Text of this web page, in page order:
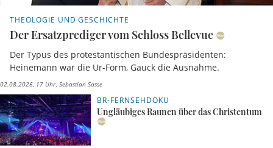
THEOLOGIE UND GESCHICHTE
Der Ersatzprediger vom Schloss Bellevue
Der Typus des protestantischen Bundespräsidenten:
Heinemann war die Ur-Form, Gauck die Ausnahme.
02.08.2026, 17 Uhr Sebastian Sasse
BR-FERNSEHDOKU
Ungläubiges Raunen über das Christentum